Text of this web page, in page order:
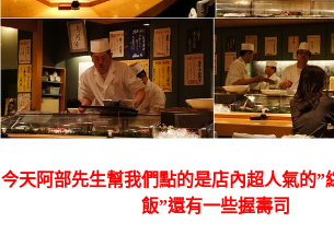
今天阿部先生幫我們點的是店內超人氣的”
飯”還有一些握壽司